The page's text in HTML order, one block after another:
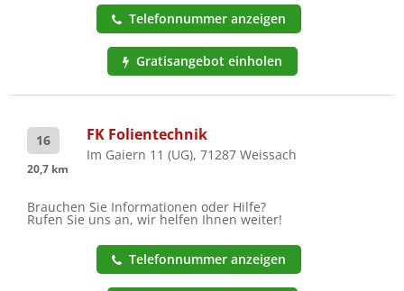
Telefonnummer anzeigen
Gratisangebot einholen
16
20,7 km
FK Folientechnik
Im Gaiern 11 (UG), 71287 Weissach
Brauchen Sie Informationen oder Hilfe?
Rufen Sie uns an, wir helfen Ihnen weiter!
Telefonnummer anzeigen